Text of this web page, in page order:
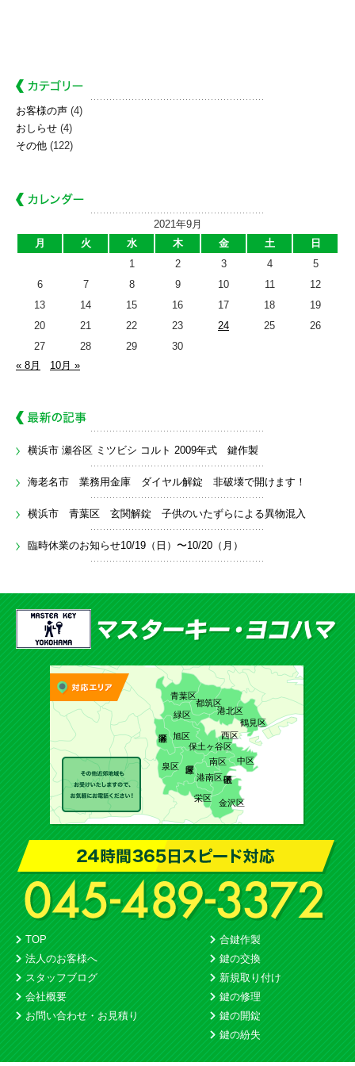
お客様の声 (4)
おしらせ (4)
その他 (122)
2021年9月
月
火 水 木 金 土
日
1
2 3 4
5
6
7 8 9 10 11
12
13
14 15 16 17 18
19
20
21 22 23 24 25
26
27
28 29
30
« 8月
10月 »
横浜市 瀬谷区 ミツビシ コルト 2009年式 鍵作製
海老名市 業務用金庫 ダイヤル解錠 非破壊で開けます！
横浜市 青葉区 玄関解錠 子供のいたずらによる異物混入
臨時休業のお知らせ10/19（日）〜10/20（月）
青葉区
都筑区
港北区
鶴見区
緑区
旭区
保土ヶ谷区
西区
泉区
港南区
南区 中区
金沢区
栄区
TOP
法人のお客様へ
スタッフブログ
会社概要
お問い合わせ・お見積り
合鍵作製
鍵の交換
新規取り付け
鍵の修理
鍵の開錠
鍵の紛失